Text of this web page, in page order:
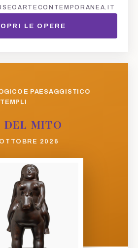
LE OPERE
E PAESAGGISTICO
DEL MITO
2026